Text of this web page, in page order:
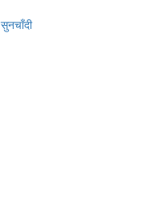
सुनचाँदी